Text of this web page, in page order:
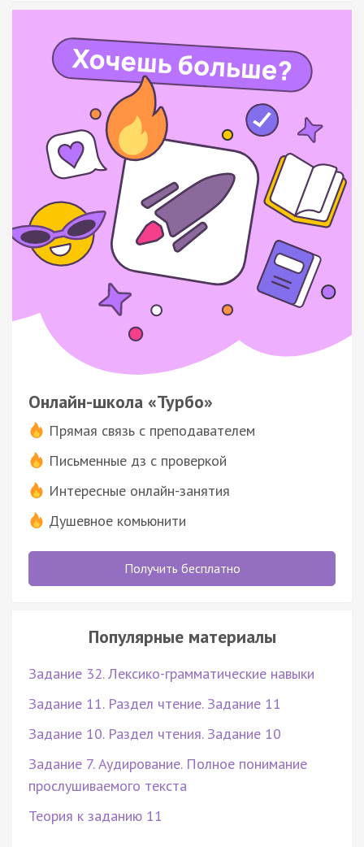
Онлайн-школа «Турбо»
Прямая связь с преподавателем
Письменные дз с проверкой
Интересные онлайн-занятия
Душевное комьюнити
Получить бесплатно
Популярные материалы
Задание 32. Лексико-грамматические навыки
Задание 11. Раздел чтение. Задание 11
Задание 10. Раздел чтения. Задание 10
Задание 7. Аудирование. Полное понимание
прослушиваемого текста
Теория к заданию 11